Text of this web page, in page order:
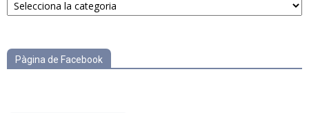
per
Pàgina de Facebook